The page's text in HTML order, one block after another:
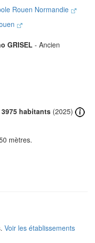
Rouen Normandie
GRISEL - Ancien
3975 habitants (2025)
mètres.
Voir les établissements